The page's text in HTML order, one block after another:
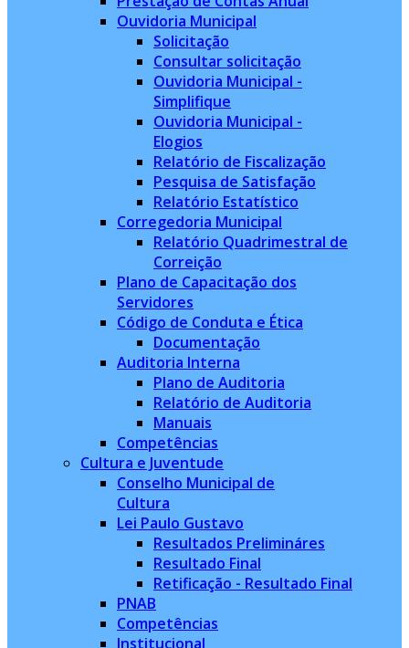
Ouvidoria Municipal
Solicitação
Consultar solicitação
Ouvidoria Municipal -
Simplifique
Ouvidoria Municipal -
Elogios
Relatório de Fiscalização
Pesquisa de Satisfação
Relatório Estatístico
Corregedoria Municipal
Relatório Quadrimestral de
Correição
Plano de Capacitação dos
Servidores
Código de Conduta e Ética
Documentação
Auditoria Interna
Plano de Auditoria
Relatório de Auditoria
Manuais
Competências
Cultura e Juventude
Conselho Municipal de
Cultura
Lei Paulo Gustavo
Resultados Prelimináres
Resultado Final
Retificação - Resultado Final
PNAB
Competências
Institucional